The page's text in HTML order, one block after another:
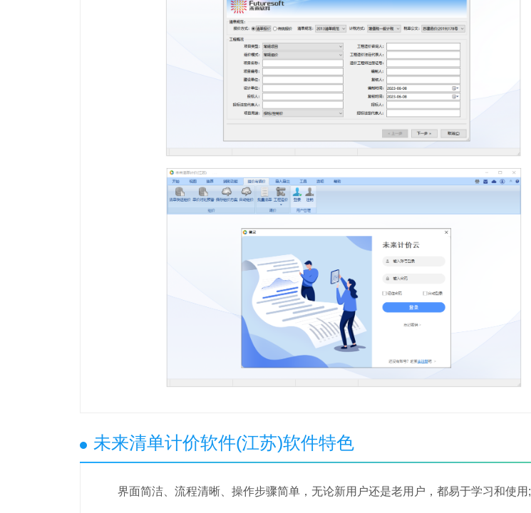
未来清单计价软件(江苏)软件特色
界面简洁、流程清晰、操作步骤简单，无论新用户还是老用户，都易于学习和使用;